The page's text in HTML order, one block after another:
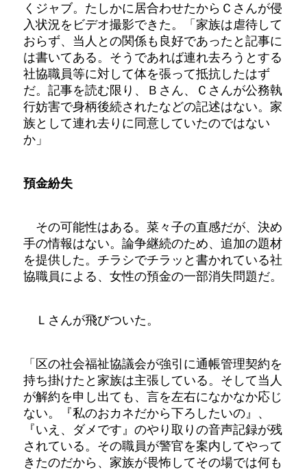
くジャブ。たしかに居合わせたからＣさんが侵
入状況をビデオ撮影できた。「家族は虐待して
おらず、当人との関係も良好であったと記事に
は書いてある。そうであれば連れ去ろうとする
社協職員等に対して体を張って抵抗したはず
だ。記事を読む限り、Ｂさん、Ｃさんが公務執
行妨害で身柄後続されたなどの記述はない。家
族として連れ去りに同意していたのではない
か」
預金紛失
その可能性はある。菜々子の直感だが、決め
手の情報はない。論争継続のため、追加の題材
を提供した。チラシでチラッと書かれている社
協職員による、女性の預金の一部消失問題だ。
Ｌさんが飛びついた。
「区の社会福祉協議会が強引に通帳管理契約を
持ち掛けたと家族は主張している。そして当人
が解約を申し出ても、言を左右になかなか応じ
ない。『私のおカネだから下ろしたいの』、
『いえ、ダメです』のやり取りの音声記録が残
されている。その職員が警官を案内してやって
きたのだから、家族が畏怖してその場では何も